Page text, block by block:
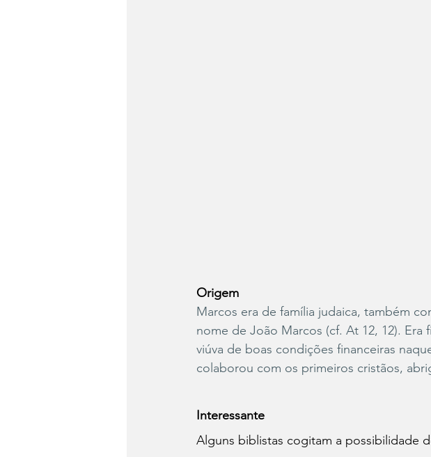
Origem
Marcos era de família judaica, também
nome de João Marcos (cf. At 12, 12).
viúva de boas condições financeiras
colaborou com os primeiros cristãos,
Interessante
Alguns biblistas cogitam a possibilidade